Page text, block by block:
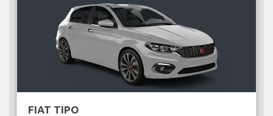
FIAT TIPO